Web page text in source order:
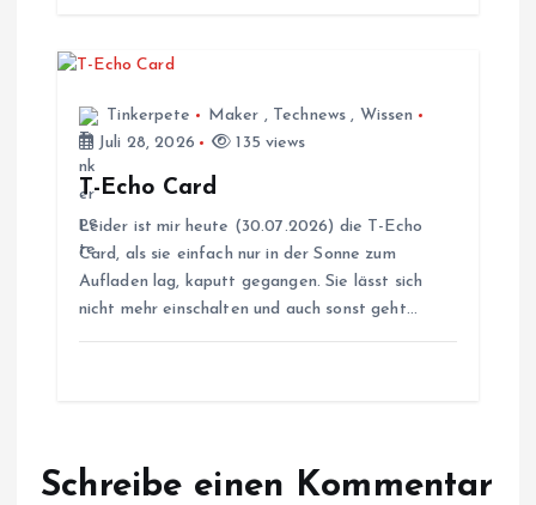
a
Tinkerpete Maker , Technews , Wissen
Juli 28, 2026
135 views
T-Echo Card
Leider ist mir heute (30.07.2026) die T-Echo
Card, als sie einfach nur in der Sonne zum
Aufladen lag, kaputt gegangen. Sie lässt sich
nicht mehr einschalten und auch sonst geht…
Schreibe einen Kommentar